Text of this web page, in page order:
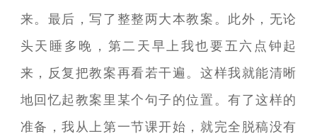
来。最后，写了整整两大本教案。此外，无论
头天睡多晚，第二天早上我也要五六点钟起
来，反复把教案再看若干遍。这样我就能清晰
地回忆起教案里某个句子的位置。有了这样的
准备，我从上第一节课开始，就完全脱稿没有